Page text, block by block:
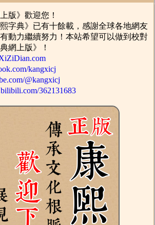
》歡迎您！
典》已有十餘載，感謝全球各地網友
動力繼續努力！本站希望可以做到校對
網上版》！
kangxicj
@kangxicj
362131683